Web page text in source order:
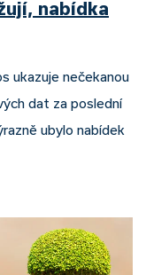
nabídka
ukazuje nečekanou
dat za poslední
ubylo nabídek